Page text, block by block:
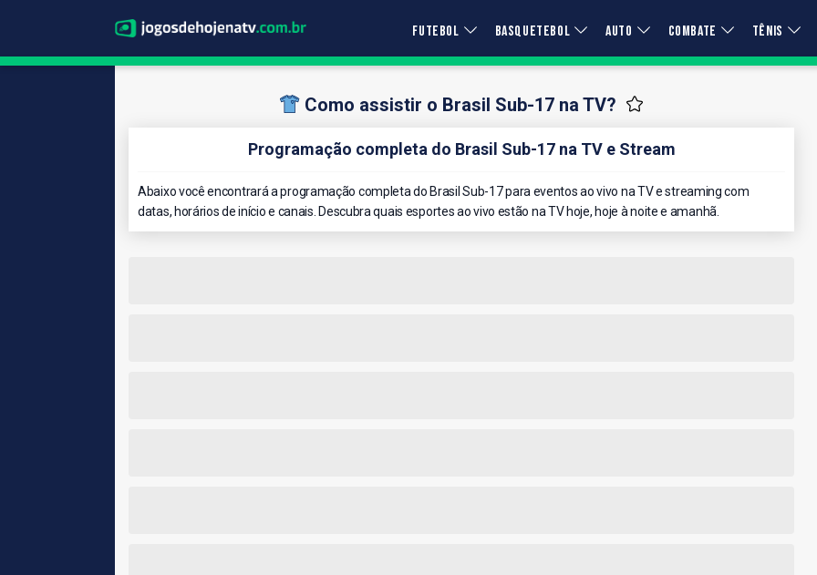
FUTEBOL BASQUETEBOL AUTO COMBATE TÊNIS
Como assistir o Brasil Sub-17 na TV?
Programação completa do Brasil Sub-17 na TV e Stream
Abaixo você encontrará a programação completa do Brasil Sub-17 para eventos ao vivo na TV e streaming com
datas, horários de início e canais. Descubra quais esportes ao vivo estão na TV hoje, hoje à noite e amanhã.